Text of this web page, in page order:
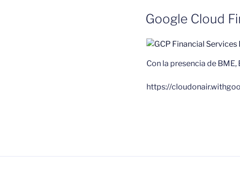
Google Cloud
Con la presencia de
https://